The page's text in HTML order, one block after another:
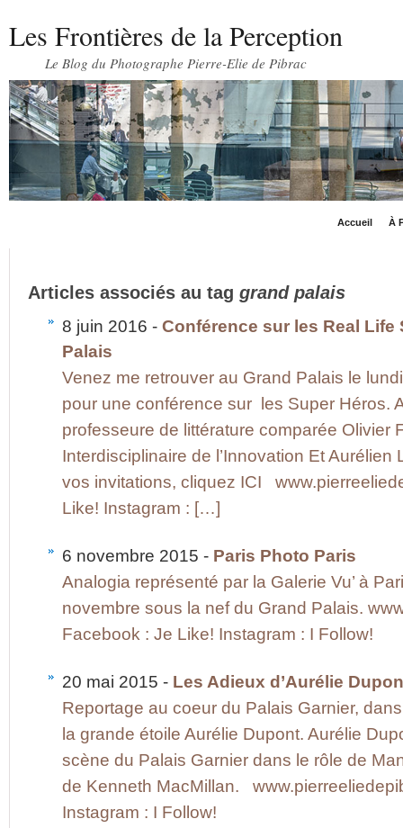
Les Frontières de la Perception
Le Blog du Photographe Pierre-Elie de Pibrac
Accueil À
Articles associés au tag grand palais
8 juin 2016 - Conférence sur les Real Life
Palais
Venez me retrouver au Grand Palais le
pour une conférence sur les Super Héros.
professeure de littérature comparée Olivier
Interdisciplinaire de l’Innovation Et
vos invitations, cliquez ICI
Like! Instagram : […]
6 novembre 2015 - Paris Photo Paris
Analogia représenté par la Galerie Vu’ à
novembre sous la nef du Grand Palais.
Facebook : Je Like! Instagram : I Follow!
20 mai 2015 - Les Adieux d’Aurélie
Reportage au coeur du Palais Garnier,
la grande étoile Aurélie Dupont. Aurélie
scène du Palais Garnier dans le rôle de
de Kenneth MacMillan.
Instagram : I Follow!